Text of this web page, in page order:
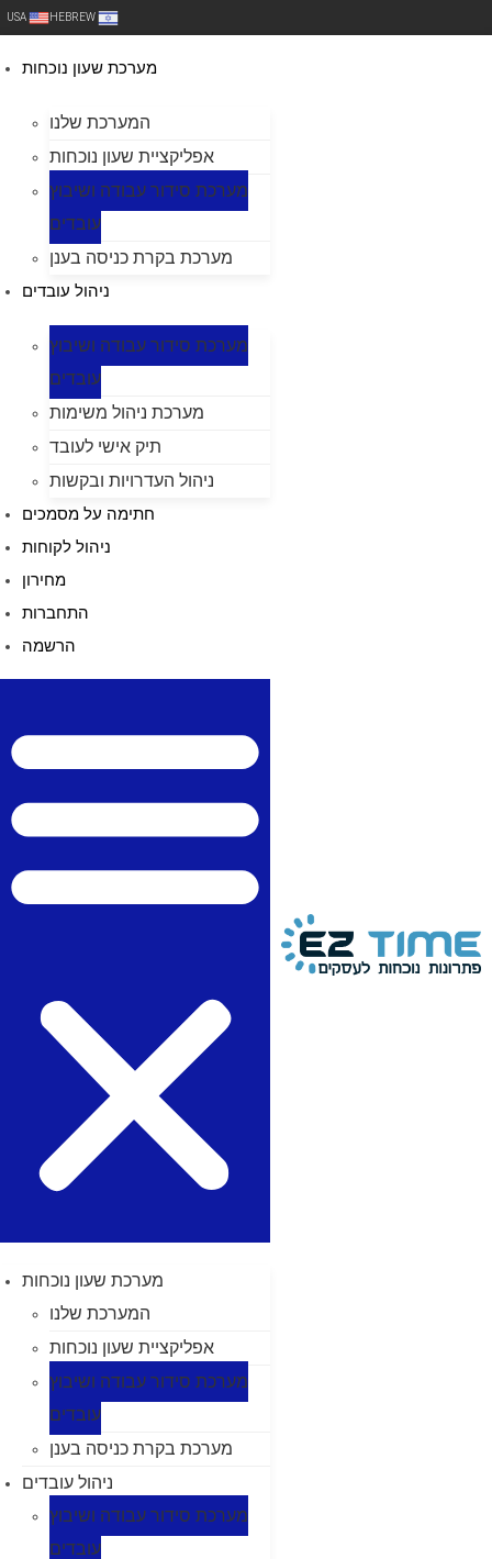
מערכת שעון נוכחות
המערכת שלנו
אפליקציית שעון נוכחות
מערכת סידור עבודה ושיבוץ
עובדים
מערכת בקרת כניסה בענן
ניהול עובדים
מערכת סידור עבודה ושיבוץ
עובדים
מערכת ניהול משימות
תיק אישי לעובד
ניהול העדרויות ובקשות
חתימה על מסמכים
ניהול לקוחות
מחירון
התחברות
הרשמה
מערכת שעון נוכחות
המערכת שלנו
אפליקציית שעון נוכחות
מערכת סידור עבודה ושיבוץ
עובדים
מערכת בקרת כניסה בענן
ניהול עובדים
מערכת סידור עבודה ושיבוץ
עובדים